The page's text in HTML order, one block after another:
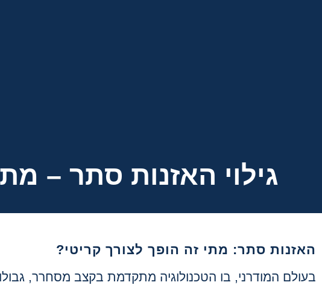
גילוי האזנות סתר –
האזנות סתר: מתי זה הופך לצורך קריטי?
בעולם המודרני, בו הטכנולוגיה מתקדמת בקצב מסחרר,